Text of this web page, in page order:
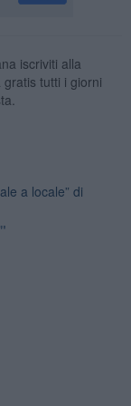
iscriviti alla
gratis tutti i giorni
a locale” di